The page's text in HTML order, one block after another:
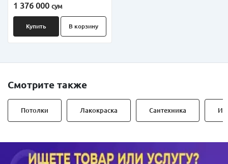
1 376 000 сум
Купить В корзину
Смотрите также
Потолки Лакокраска Сантехника